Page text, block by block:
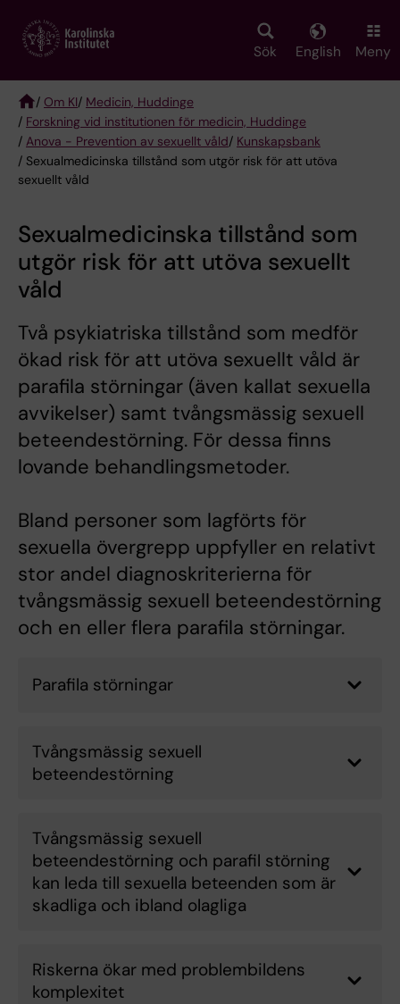
main
Sök English Meny
Breadcrumb
/ Om KI/ Medicin, Huddinge
/ Forskning vid institutionen för medicin, Huddinge
/ Anova - Prevention av sexuellt våld/ Kunskapsbank
/ Sexualmedicinska tillstånd som utgör risk för att utöva
sexuellt våld
Sexualmedicinska tillstånd som
utgör risk för att utöva sexuellt
våld
Två psykiatriska tillstånd som medför
ökad risk för att utöva sexuellt våld är
parafila störningar (även kallat sexuella
avvikelser) samt tvångsmässig sexuell
beteendestörning. För dessa finns
lovande behandlingsmetoder.
Bland personer som lagförts för
sexuella övergrepp uppfyller en relativt
stor andel diagnoskriterierna för
tvångsmässig sexuell beteendestörning
och en eller flera parafila störningar.
Parafila störningar
Tvångsmässig sexuell
beteendestörning
Tvångsmässig sexuell
beteendestörning och parafil störning
kan leda till sexuella beteenden som är
skadliga och ibland olagliga
Riskerna ökar med problembildens
komplexitet